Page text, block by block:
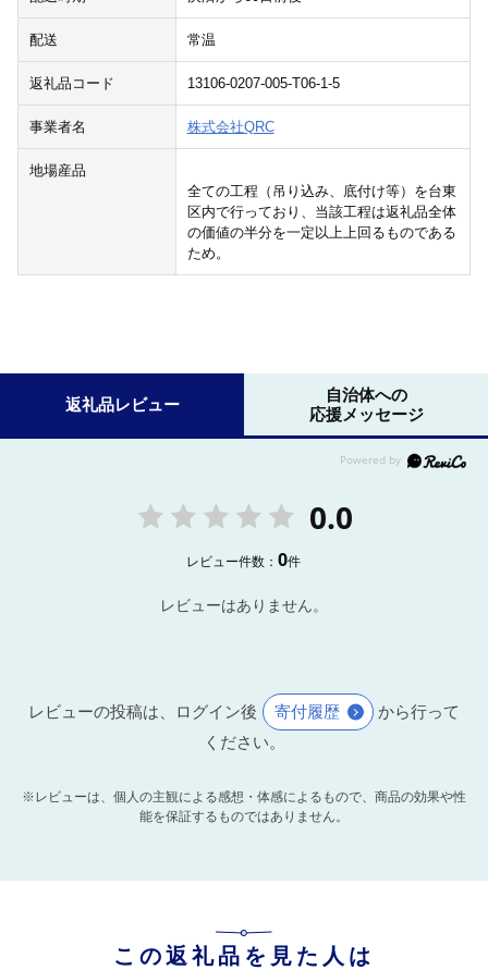
配送 常温
返礼品コード 13106-0207-005-T06-1-5
事業者名 株式会社QRC
地場産品
全ての工程（吊り込み、底付け等）を台東
区内で行っており、当該工程は返礼品全体
の価値の半分を一定以上上回るものである
ため。
返礼品レビュー
自治体への
応援メッセージ
0.0
レビュー件数：0件
レビューはありません。
レビューの投稿は、ログイン後 寄付履歴
から行って
ください。
※レビューは、個人の主観による感想・体感によるもので、商品の効果や性
能を保証するものではありません。
この返礼品を見た人は